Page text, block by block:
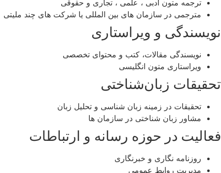
ترجمه متون ادبی ، علمی ، تجاری و حقوقی
مترجمی در سازمان‌ های بین ‌المللی یا شرکت‌ های چند‌ ملیتی
نویسندگی و ویراستاری
نویسندگی مقالات، کتب و محتوای تخصصی
ویراستاری متون انگلیسی
تحقیقات زبان‌شناختی
تحقیقات در زمینه زبان ‌شناسی و تحلیل زبان
مشاور زبان ‌شناختی در سازمان ‌ها
فعالیت در حوزه رسانه و ارتباطات
روزنامه ‌نگاری و خبرنگاری
مدیریت روابط عمومی